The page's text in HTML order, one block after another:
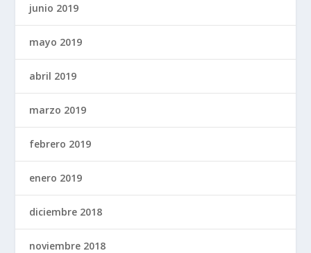
junio 2019
mayo 2019
abril 2019
marzo 2019
febrero 2019
enero 2019
diciembre 2018
noviembre 2018